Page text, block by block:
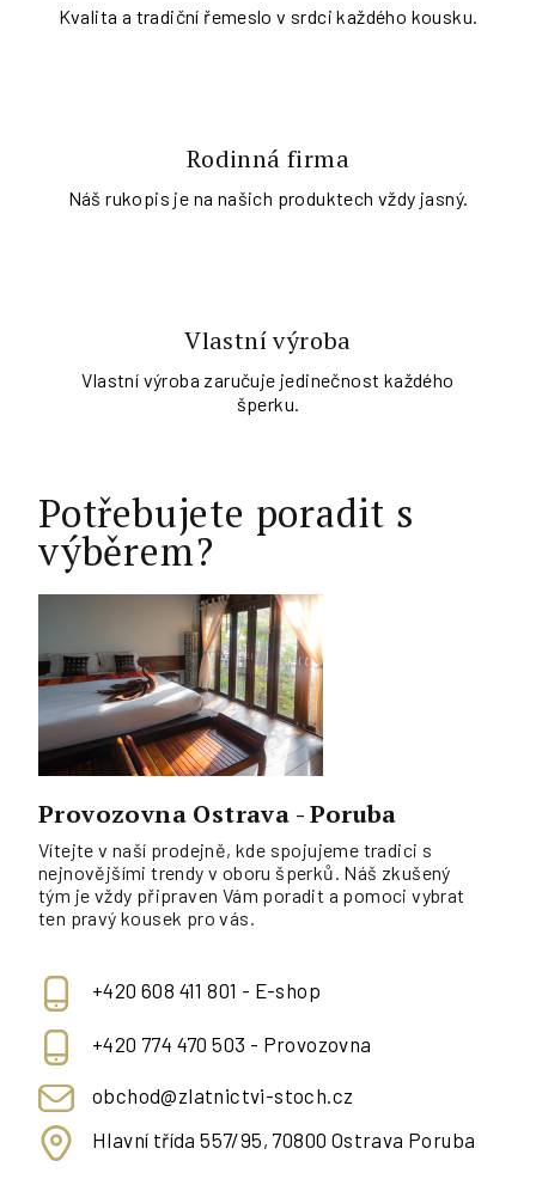
Kvalita a tradiční řemeslo v srdci každého kousku.
Rodinná firma
Náš rukopis je na našich produktech vždy jasný.
Vlastní výroba
Vlastní výroba zaručuje jedinečnost každého
šperku.
Potřebujete poradit s
výběrem?
Provozovna Ostrava - Poruba
Vítejte v naší prodejně, kde spojujeme tradici s
nejnovějšími trendy v oboru šperků. Náš zkušený
tým je vždy připraven Vám poradit a pomoci vybrat
ten pravý kousek pro vás.
+420 608 411 801 - E-shop
+420 774 470 503 - Provozovna
obchod@zlatnictvi-stoch.cz
Hlavní třída 557/95, 70800 Ostrava Poruba